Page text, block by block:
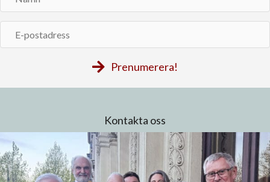
postadress
Prenumerera!
Kontakta oss